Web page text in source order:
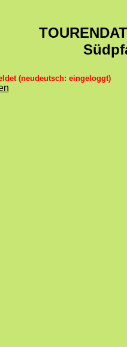
(neudeutsch: eingeloggt)